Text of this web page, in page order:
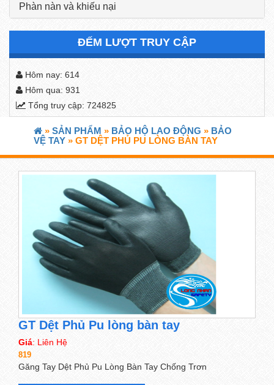
Phàn nàn và khiếu nại
ĐẾM LƯỢT TRUY CẬP
Hôm nay: 614
Hôm qua: 931
Tổng truy cập: 724825
» SẢN PHẨM » BẢO HỘ LAO ĐỘNG » BẢO
VỆ TAY » GT DỆT PHỦ PU LÒNG BÀN TAY
GT Dệt Phủ Pu lòng bàn tay
Giá: Liên Hệ
819
Găng Tay Dệt Phủ Pu Lòng Bàn Tay Chống Trơn